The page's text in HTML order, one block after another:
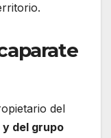
del
del grupo